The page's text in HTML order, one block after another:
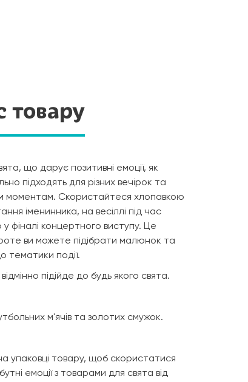
товару
що дарує позитивні емоції, як
підходять для різних вечірок та
моментам. Скористайтеся хлопавкою
іменинника, на весіллі під час
фіналі концертного виступу. Це
ви можете підібрати малюнок та
тематики події.
підійде до будь якого свята.
м'ячів та золотих смужок.
упаковці товару, щоб скористатися
емоції з товарами для свята від